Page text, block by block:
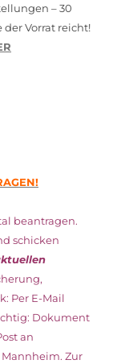
– 30
Vorrat reicht!
beantragen.
schicken
Per E-Mail
Dokument
an
Mannheim. Zur